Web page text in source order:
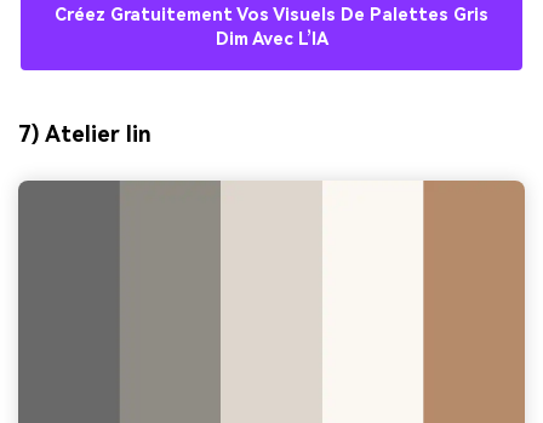
Créez Gratuitement Vos Visuels De Palettes Gris
Dim Avec L’IA
7) Atelier lin